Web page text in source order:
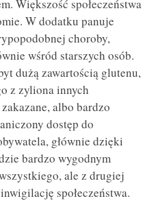
Większość społeczeństwa
W dodatku panuje
choroby,
wśród starszych osób.
dużą zawartością glutenu,
z zyliona innych
albo bardzo
dostęp do
głównie dzięki
bardzo wygodnym
ale z drugiej
społeczeństwa.